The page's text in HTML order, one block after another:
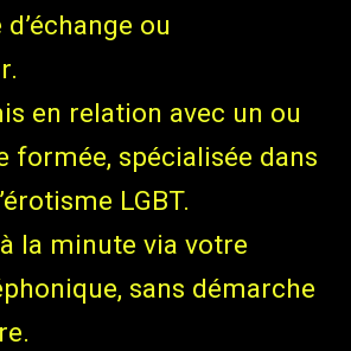
ou
en relation avec un ou
formée, spécialisée dans
LGBT.
la minute via votre
sans démarche